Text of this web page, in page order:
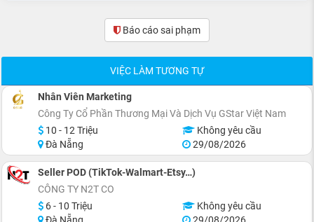
Báo cáo sai phạm(0)
VIỆC LÀM TƯƠNG TỰ
Nhân Viên Marketing
Công Ty Cổ Phần Thương Mại Và Dịch Vụ GStar Việt Nam
10 - 12 Triệu
Không yêu cầu
Đà Nẵng
29/08/2026
Seller POD (TikTok-Walmart-Etsy…)
CÔNG TY N2T CO
6 - 10 Triệu
Không yêu cầu